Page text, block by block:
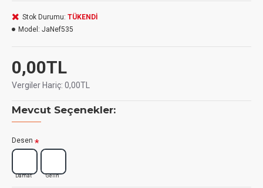
Fiyat 1 adet ürün içindir
6 adet üzeri siparişler demonte gönderilir
Katlaması kolaydır
0,00TL
Vergiler Hariç: 0,00TL
Stok Durumu: TÜKENDİ
Model: JaNef535
Mevcut Seçenekler:
Desen
Damat Gelin